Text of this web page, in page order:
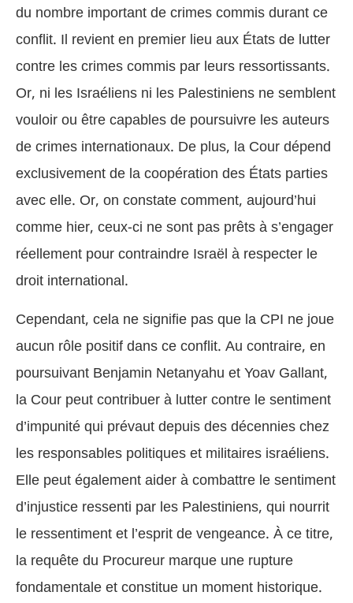
du nombre important de crimes commis durant ce
conflit. Il revient en premier lieu aux États de lutter
contre les crimes commis par leurs ressortissants.
Or, ni les Israéliens ni les Palestiniens ne semblent
vouloir ou être capables de poursuivre les auteurs
de crimes internationaux. De plus, la Cour dépend
exclusivement de la coopération des États parties
avec elle. Or, on constate comment, aujourd’hui
comme hier, ceux-ci ne sont pas prêts à s’engager
réellement pour contraindre Israël à respecter le
droit international.
Cependant, cela ne signifie pas que la CPI ne joue
aucun rôle positif dans ce conflit. Au contraire, en
poursuivant Benjamin Netanyahu et Yoav Gallant,
la Cour peut contribuer à lutter contre le sentiment
d’impunité qui prévaut depuis des décennies chez
les responsables politiques et militaires israéliens.
Elle peut également aider à combattre le sentiment
d’injustice ressenti par les Palestiniens, qui nourrit
le ressentiment et l’esprit de vengeance. À ce titre,
la requête du Procureur marque une rupture
fondamentale et constitue un moment historique.